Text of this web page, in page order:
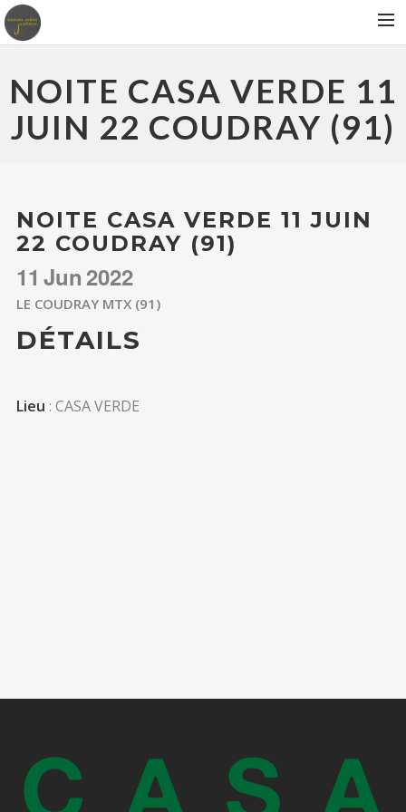
ALBUMS
CONCERTS
NOITE CASA VERDE 11
JUIN 22 COUDRAY (91)
NOITE CASA VERDE 11 JUIN
22 COUDRAY (91)
11 Jun2022
LE COUDRAY MTX (91)
DÉTAILS
Lieu : CASA VERDE